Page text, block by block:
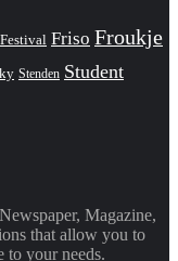
Festival Friso Froukje
Stenden Student
Magazine,
that allow you to
to your needs.